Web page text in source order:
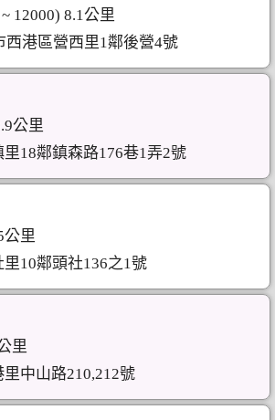
12000) 8.1公里
西港區營西里1鄰後營4號
公里
18鄰鎮森路176巷1弄2號
公里
10鄰頭社136之1號
里
中山路210,212號